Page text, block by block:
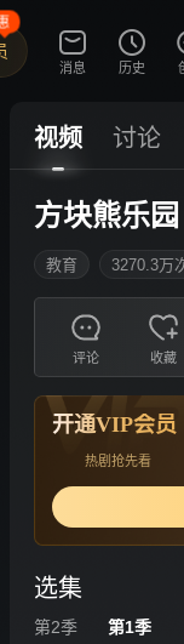
消息 历史
视频 讨论
方块熊乐园
教育 3270.3万
评论 收藏
开通VIP会员
热剧抢先看
选集
第2季 第1季